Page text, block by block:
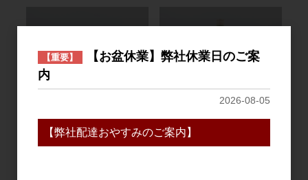
【重要】
【お盆休業】弊社休業日のご案
内
2026-08-05
【弊社配達おやすみのご案内】